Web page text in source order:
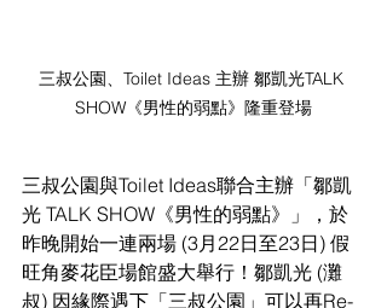
三叔公園、Toilet Ideas 主辦 鄒凱光TALK
SHOW《男性的弱點》隆重登場
三叔公園與Toilet Ideas聯合主辦「鄒凱
光 TALK SHOW《男性的弱點》」，於
昨晚開始一連兩場 (3月22日至23日) 假
旺角麥花臣場館盛大舉行！鄒凱光 (灘
叔) 因緣際遇下「三叔公園」可以再Re-